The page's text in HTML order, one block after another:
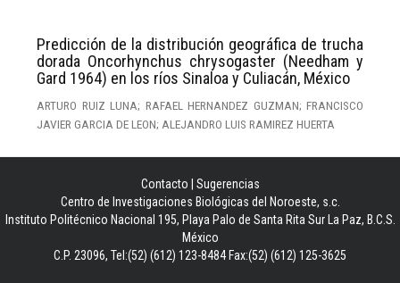
Predicción de la distribución geográfica de trucha
dorada Oncorhynchus chrysogaster (Needham y
Gard 1964) en los ríos Sinaloa y Culiacán, México
ARTURO RUIZ LUNA; RAFAEL HERNANDEZ GUZMAN; FRANCISCO
JAVIER GARCIA DE LEON; ALEJANDRO LUIS RAMIREZ HUERTA
Contacto
Sugerencias
Centro de Investigaciones Biológicas del Noroeste, s.c.
Instituto Politécnico Nacional 195, Playa Palo de Santa Rita Sur La Paz, B.C.S.
México
C.P. 23096, Tel:(52) (612) 123-8484 Fax:(52) (612) 125-3625